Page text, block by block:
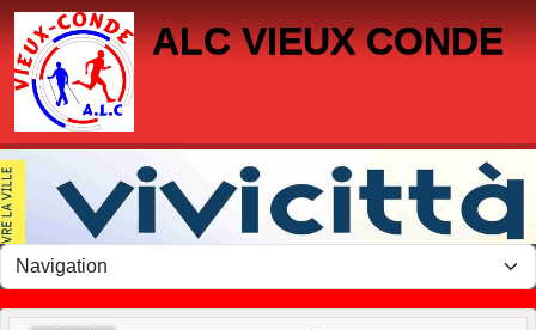
ALC VIEUX CONDE
Panneau de gestion des cookies